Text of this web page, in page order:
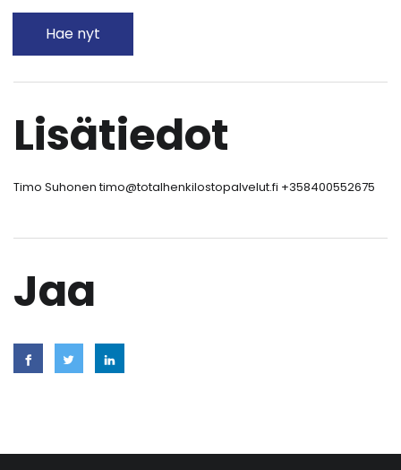
Hae nyt
Lisätiedot
Timo Suhonen timo@totalhenkilostopalvelut.fi +358400552675
Jaa